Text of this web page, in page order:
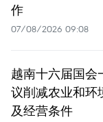
作
07/08/2026 09:08
越南十六届国会
议削减农业和环
及经营条件